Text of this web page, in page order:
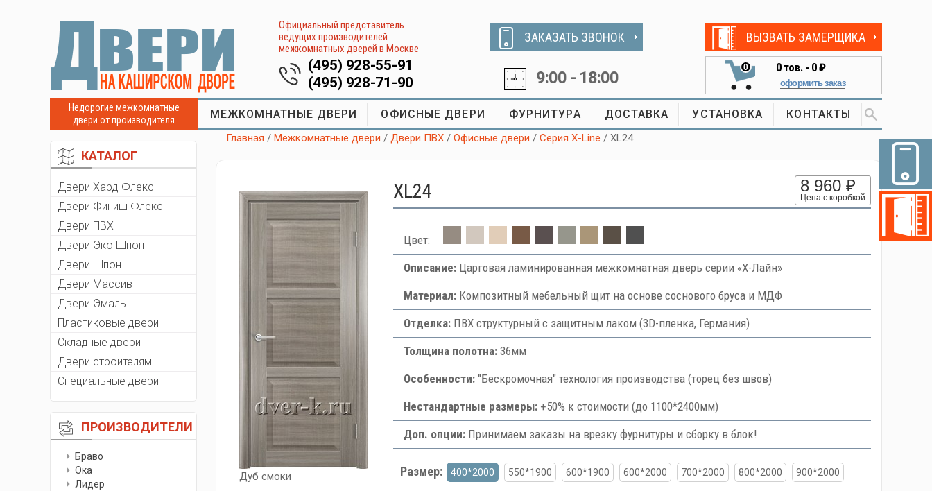
Официальный представитель
ведущих производителей
межкомнатных дверей в Москве
(495) 928-55-91
(495) 928-71-90
ЗАКАЗАТЬ ЗВОНОК
9:00 - 18:00
ВЫЗВАТЬ ЗАМЕРЩИКА
0 0тов. - 0 ₽
оформить заказ
Недорогие межкомнатные
двери от производителя
МЕЖКОМНАТНЫЕ ДВЕРИ ОФИСНЫЕ ДВЕРИ ФУРНИТУРА ДОСТАВКА УСТАНОВКА КОНТАКТЫ
КАТАЛОГ
Двери Хард Флекс
Двери Финиш Флекс
Двери ПВХ
Двери Эко Шпон
Двери Шпон
Двери Массив
Двери Эмаль
Пластиковые двери
Складные двери
Двери строителям
Специальные двери
ПРОИЗВОДИТЕЛИ
Браво
Ока
Лидер
Главная /Межкомнатные двери /Двери ПВХ /Офисные двери /Серия X-Line / XL24
Дуб смоки
XL24 8 960 ₽
Цена с коробкой
Цвет:
Описание:Царговая ламинированная межкомнатная дверь серии «Х-Лайн»
Материал:Композитный мебельный щит на основе соснового бруса и МДФ
Отделка:ПВХ структурный с защитным лаком (3D-пленка, Германия)
Толщина полотна:36мм
Особенности:"Бескромочная" технология производства (торец без швов)
Нестандартные размеры:+50% к стоимости (до 1100*2400мм)
Доп. опции:Принимаем заказы на врезку фурнитуры и сборку в блок!
Размер: 400*2000 550*1900 600*1900 600*2000 700*2000 800*2000 900*2000